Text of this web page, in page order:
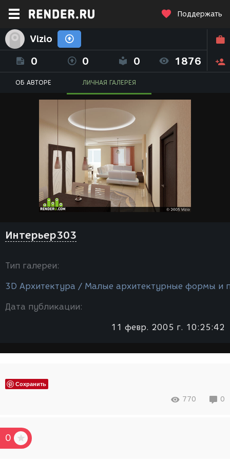
Поддержать
Vizio
0 0 0 1876
ОБ АВТОРЕ ЛИЧНАЯ ГАЛЕРЕЯ
Интерьер303
Тип галереи:
3D Архитектура / Малые архитектурные формы и
Дата публикации:
11 февр. 2005 г. 10:25:42
Сохранить
770 0
0